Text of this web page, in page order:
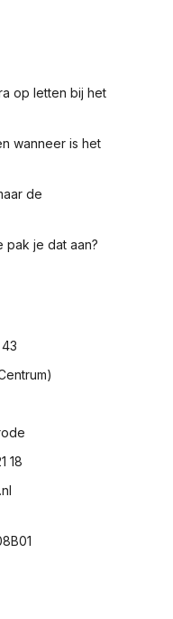
op letten bij het
wanneer is het
de
pak je dat aan?
18